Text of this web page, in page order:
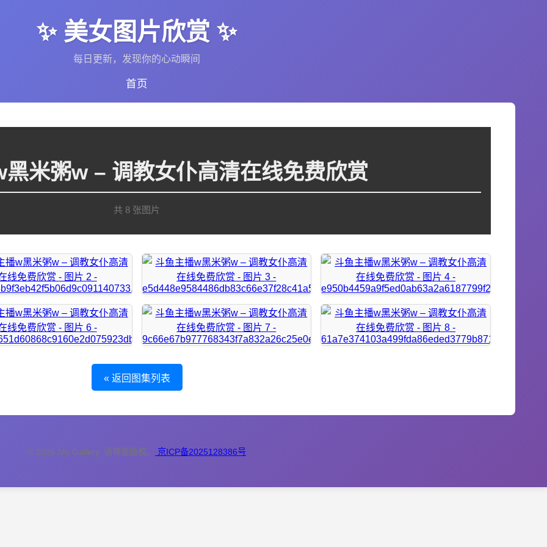
✨ 美女图片欣赏 ✨
每日更新，发现你的心动瞬间
首页
米粥w – 调教女仆高清在线免费欣赏
共 8 张图片
« 返回图集列表
© 2026 My Gallery. 请尊重版权。 京ICP备2025128386号